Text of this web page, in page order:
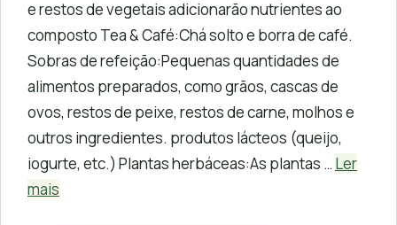
e restos de vegetais adicionarão nutrientes ao
composto Tea & Café:Chá solto e borra de café.
Sobras de refeição:Pequenas quantidades de
alimentos preparados, como grãos, cascas de
ovos, restos de peixe, restos de carne, molhos e
outros ingredientes. produtos lácteos (queijo,
iogurte, etc.) Plantas herbáceas:As plantas … Ler
mais